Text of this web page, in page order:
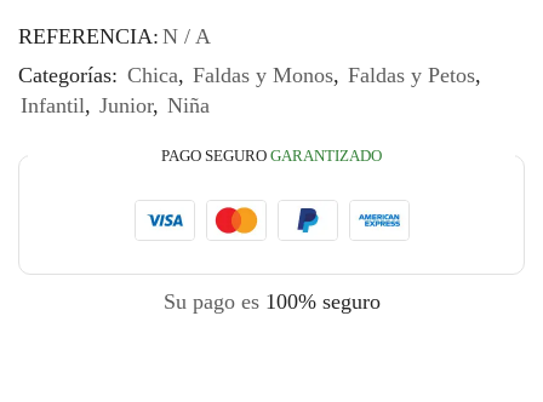
REFERENCIA: N / A
Categorías: Chica, Faldas y Monos, Faldas y Petos,
Infantil, Junior, Niña
PAGO SEGURO GARANTIZADO
Su pago es 100% seguro